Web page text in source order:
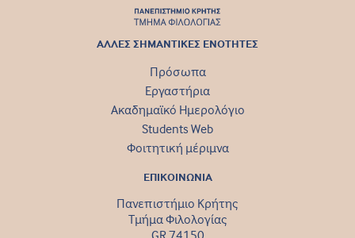
ΑΛΛΕΣ ΣΗΜΑΝΤΙΚΕΣ ΕΝΟΤΗΤΕΣ
Πρόσωπα
Εργαστήρια
Ακαδημαϊκό Ημερολόγιο
Students Web
Φοιτητική μέριμνα
ΕΠΙΚΟΙΝΩΝΙΑ
Πανεπιστήμιο Κρήτης
Τμήμα Φιλολογίας
GR 74150